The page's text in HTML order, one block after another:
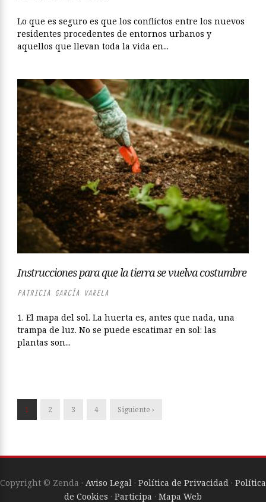
Lo que es seguro es que los conflictos entre los nuevos
residentes procedentes de entornos urbanos y
aquellos que llevan toda la vida en...
Instrucciones para que la tierra se vuelva costumbre
PATRICIA GARCÍA VARELA
1. El mapa del sol. La huerta es, antes que nada, una
trampa de luz. No se puede escatimar en sol: las
plantas son...
1 2 3 4 Siguiente ›
Copyright © Zenda · Aviso Legal · Política de Privacidad · Política
de Cookies · Participa · Mapa Web